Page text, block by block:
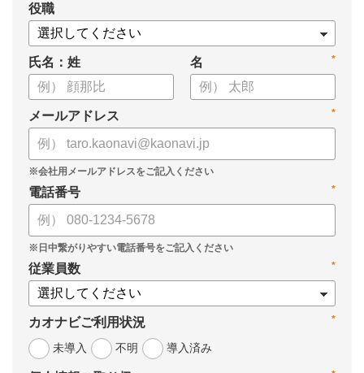
役職
氏名：姓 *
名
*
メールアドレス
*
電話番号
*
従業員数
*
カオナビご利用状況
未導入
不明 導入済み